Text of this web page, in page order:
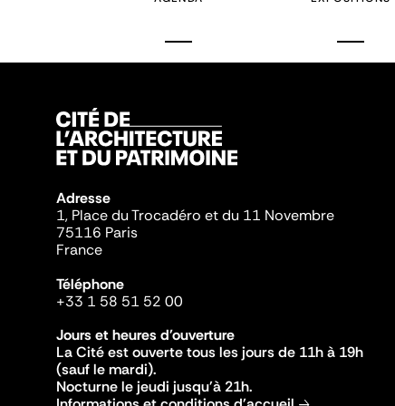
Adresse
1, Place du Trocadéro et du 11 Novembre
75116 Paris
France
Téléphone
+33 1 58 51 52 00
Jours et heures d'ouverture
La Cité est ouverte tous les jours de 11h à 19h
(sauf le mardi).
Nocturne le jeudi jusqu'à 21h.